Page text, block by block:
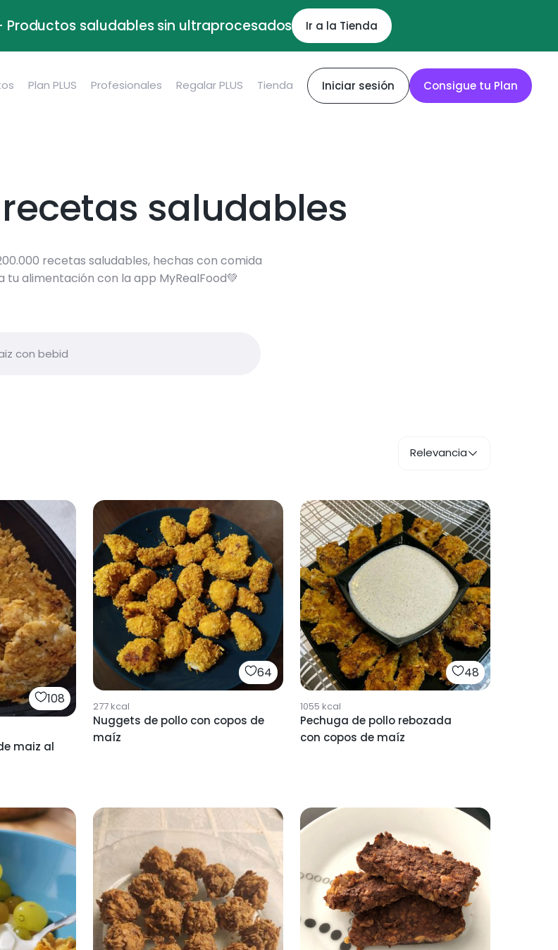
Productos saludables sin ultraprocesados Ir a la Tienda
Plan PLUS Profesionales Regalar PLUS Tienda Iniciar sesión Consigue tu Plan
saludables
recetas saludables, hechas con comida
tu alimentación con la app MyRealFood💚
Relevancia
108
maiz al
64
277kcal
Nuggets de pollo con copos de
maíz
48
1055 kcal
Pechuga de pollo rebozada
con copos de maíz